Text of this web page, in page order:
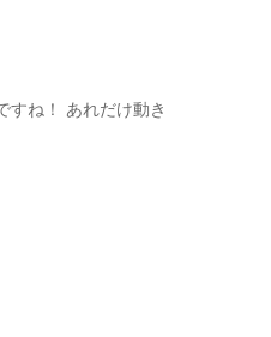
ね！ あれだけ動き